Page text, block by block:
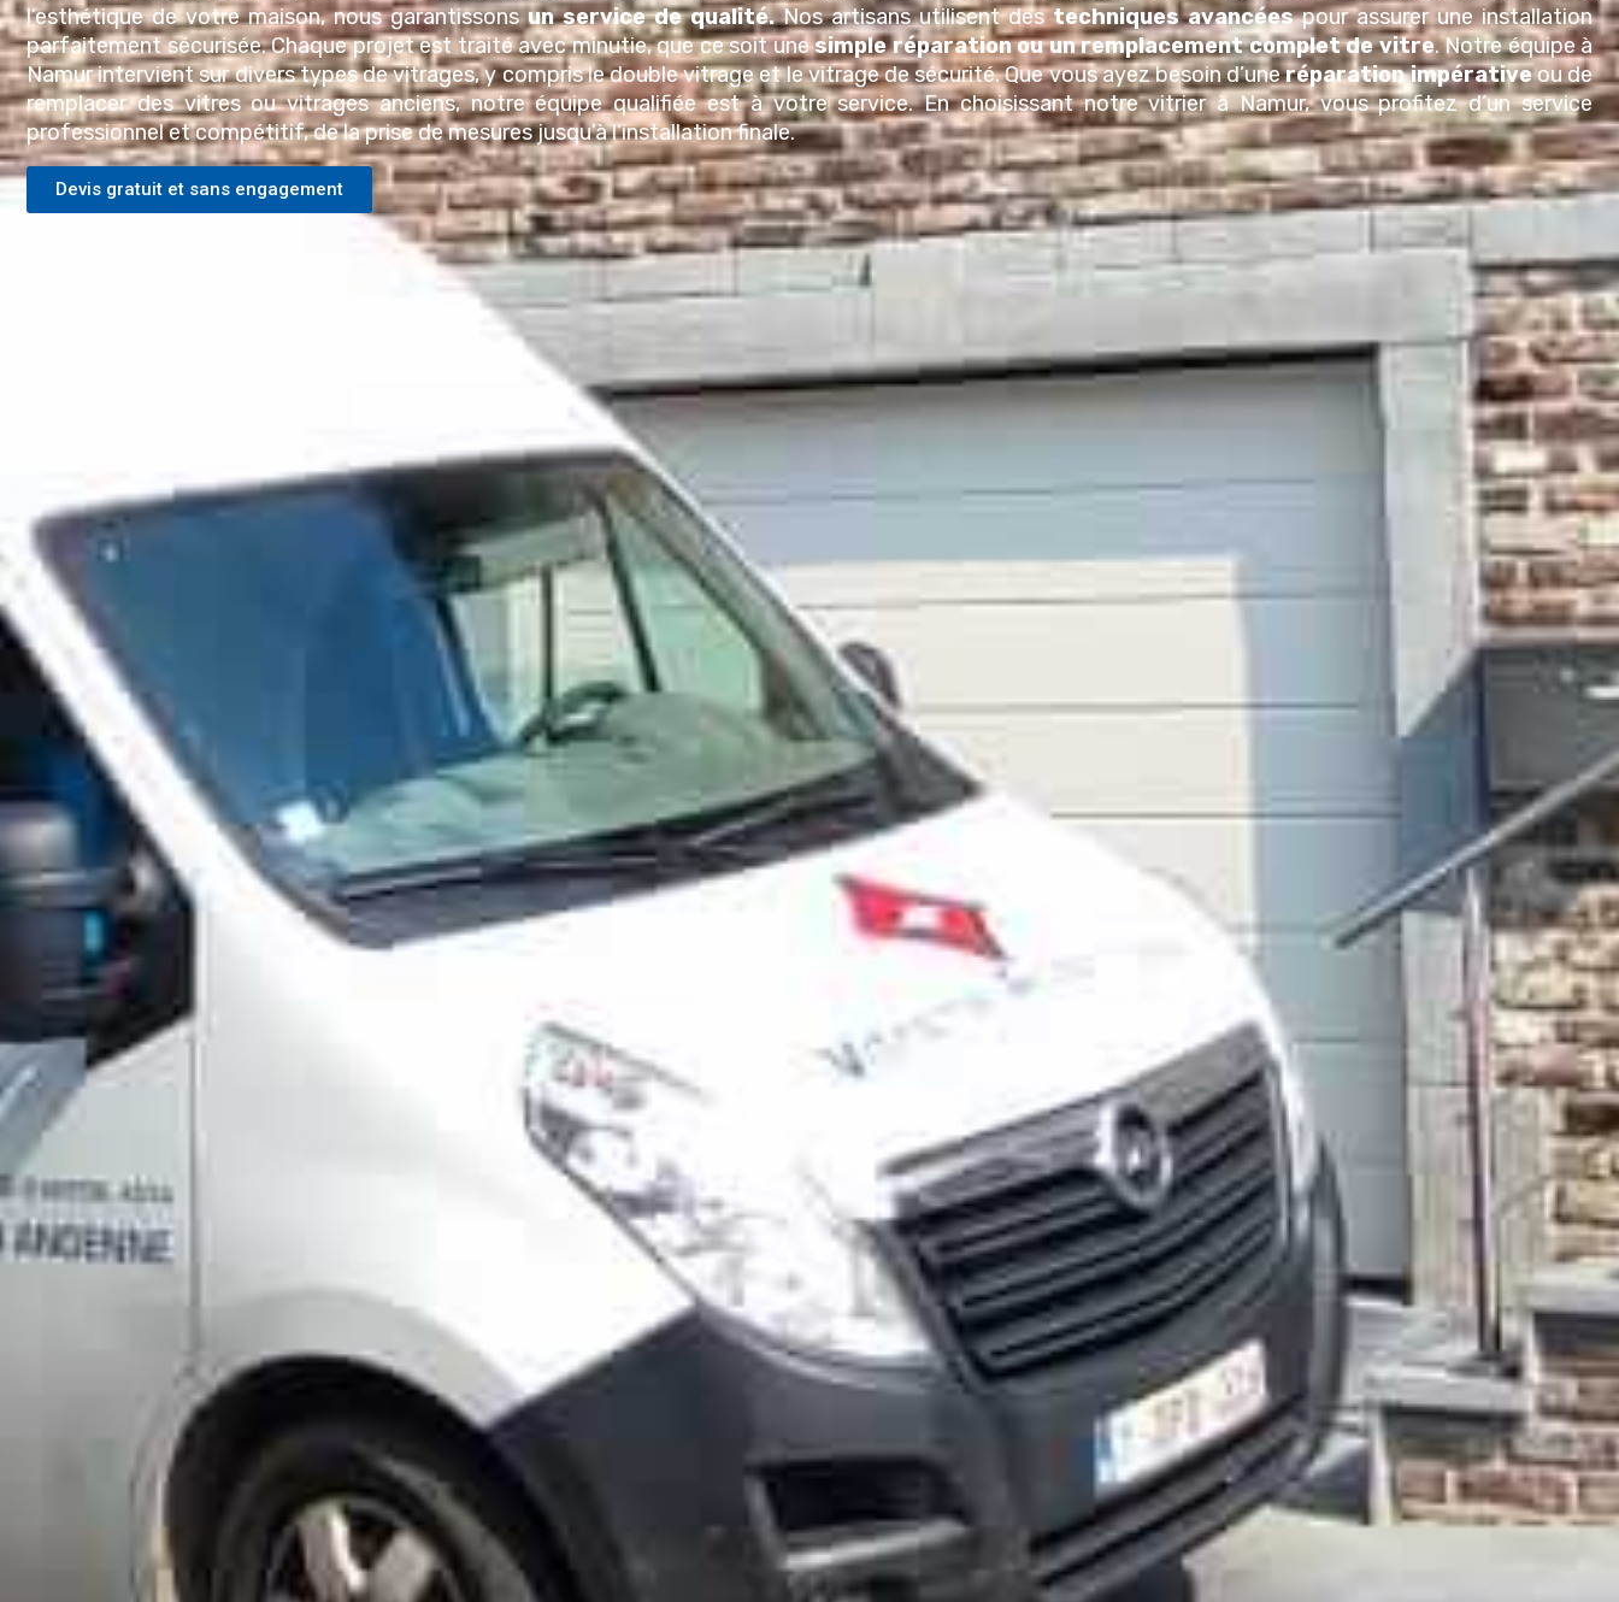
l’esthétique de votre maison, nous garantissonsun service de qualité.Nos artisans utilisent destechniques avancéespour assurer une installation
parfaitement sécurisée. Chaque projet est traité avec minutie, que ce soit unesimple réparation ou unremplacementcompletde vitre.Notre équipe à
Namurintervient sur divers types de vitrages, y compris le double vitrage et le vitrage de sécurité.Que vous ayez besoin d’uneréparation impérativeou de
remplacer des vitres ou vitrages anciens, notre équipe qualifiée est à votre service. En choisissant notrevitrieràNamur, vous profitez d’un service
professionnel et compétitif, de la prise de mesures jusqu’à l’installation finale.
Devis gratuit et sans engagement